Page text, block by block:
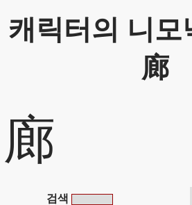
캐릭터의 니모
廊
廊
검색